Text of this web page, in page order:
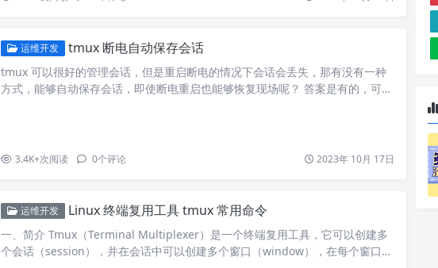
运维开发 tmux 断电自动保存会话
tmux 可以很好的管理会话，但是重启断电的情况下会话会丢失，那有没有一种
方式，能够自动保存会话，即使断电重启也能够恢复现场呢？ 答案是有的，可以
3.4K+次阅读 0个评论 2023年 10月 17日
运维开发 Linux 终端复用工具 tmux 常用命令
一、简介 Tmux（Terminal Multiplexer）是一个终端复用工具，它可以创建多
个会话（session），并在会话中可以创建多个窗口（window），在每个窗口又